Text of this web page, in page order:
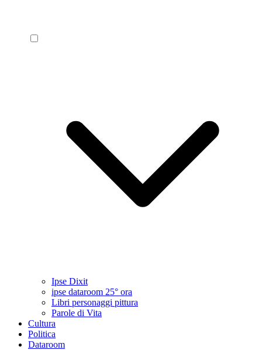
Ipse Dixit
ipse dataroom 25° ora
Libri personaggi pittura
Parole di Vita
Cultura
Politica
Dataroom